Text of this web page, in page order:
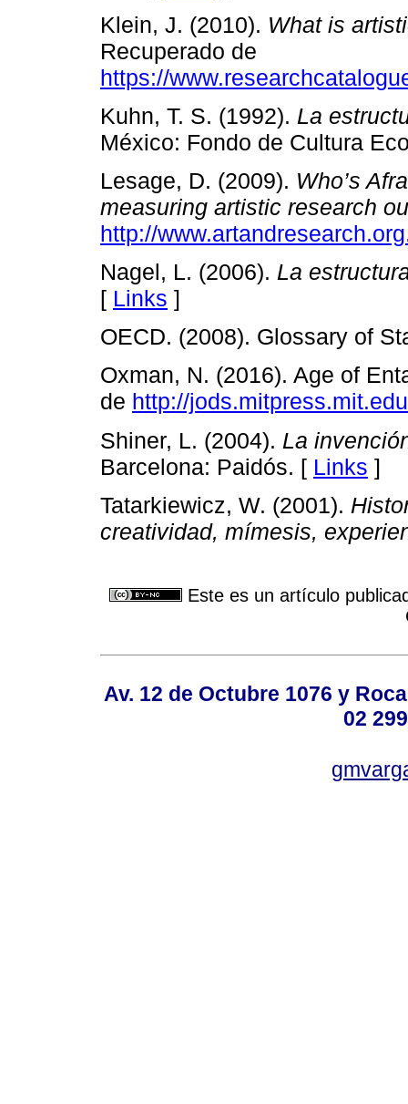
Klein, J. (2010). What is
Recuperado de
https://
Kuhn, T. S. (1992). La
México: Fondo de Cultura
Lesage, D. (2009). Who’s
measuring artistic research
http://
Nagel, L. (2006). La
[ Links ]
OECD. (2008). Glossary of
Oxman, N. (2016). Age of
de http://
Shiner, L. (2004). La
Barcelona: Paidós. [ Links ]
Tatarkiewicz, W. (2001).
creatividad, mímesis,
Este es un artículo
Av. 12 de Octubre 1076 y
02